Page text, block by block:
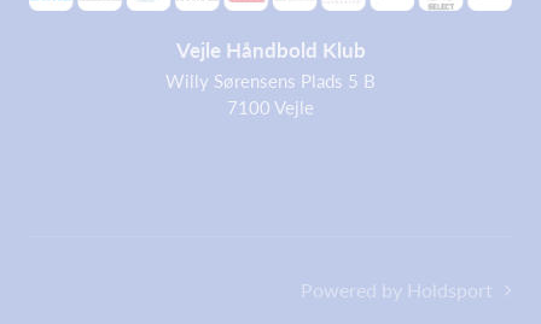
Vejle Håndbold Klub
Willy Sørensens Plads 5 B
7100 Vejle
Powered by Holdsport